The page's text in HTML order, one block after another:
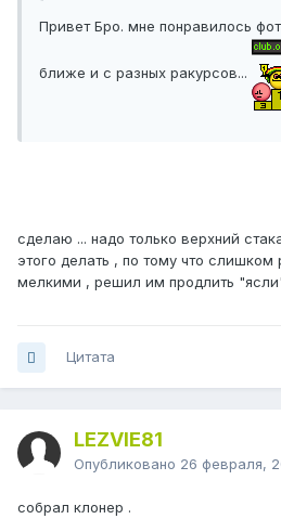
Привет Бро. мне понравилось
ближе и с разных ракурсов...
сделаю ... надо только верхний
этого делать , по тому что
мелкими , решил им продлить
Цитата
LEZVIE81
Опубликовано 26 февраля,
собрал клонер .